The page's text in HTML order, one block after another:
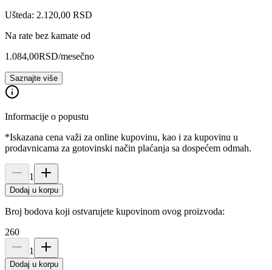
Ušteda: 2.120,00 RSD
Na rate bez kamate od
1.084,00RSD/mesečno
Saznajte više
Informacije o popustu
*Iskazana cena važi za online kupovinu, kao i za kupovinu u
prodavnicama za gotovinski način plaćanja sa dospećem odmah.
1
Dodaj u korpu
Broj bodova koji ostvarujete kupovinom ovog proizvoda:
260
1
Dodaj u korpu